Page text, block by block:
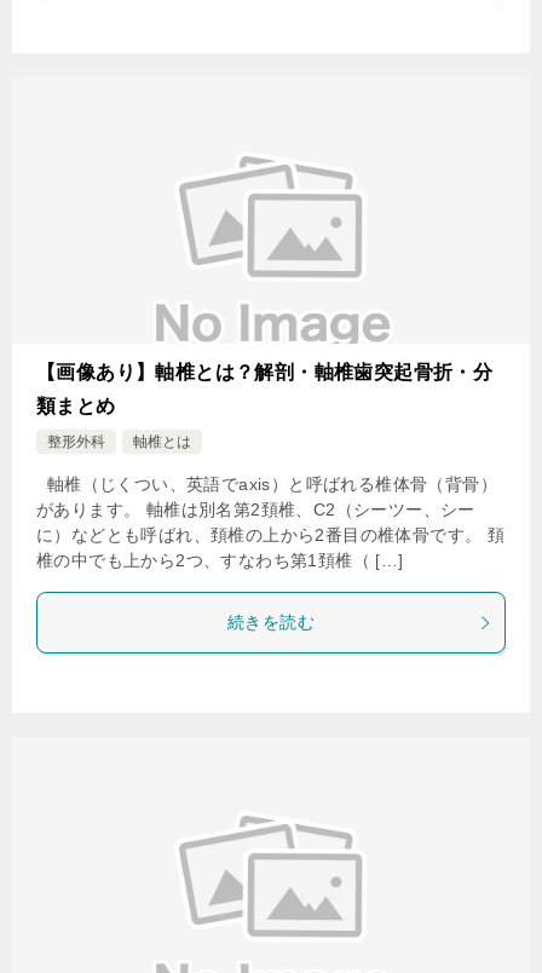
【画像あり】軸椎とは？解剖・軸椎歯突起骨折・分
類まとめ
整形外科 軸椎とは
軸椎（じくつい、英語でaxis）と呼ばれる椎体骨（背骨）
があります。 軸椎は別名第2頚椎、C2（シーツー、シー
に）などとも呼ばれ、頚椎の上から2番目の椎体骨です。 頚
椎の中でも上から2つ、すなわち第1頚椎（ […]
続きを読む